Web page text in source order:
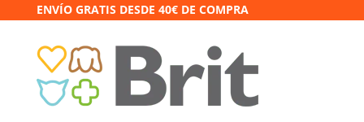
ENVÍO GRATIS DESDE 40€ DE COMPRA